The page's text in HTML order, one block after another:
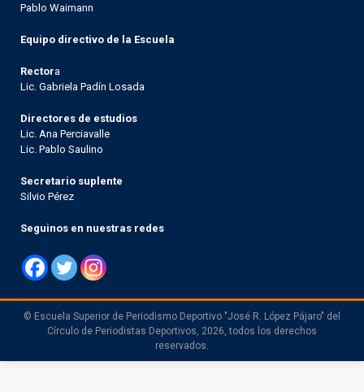
Pablo Waimann
Equipo directivo de la Escuela
Rectora
Lic. Gabriela Padín Losada
Directores de estudios
Lic. Ana Perciavalle
Lic. Pablo Saulino
Secretario suplente
Silvio Pérez
Seguinos en nuestras redes
© Escuela Superior de Periodismo Deportivo "José R. López Pájaro" del
Círculo de Periodistas Deportivos, 2026, todos los derechos
reservados.